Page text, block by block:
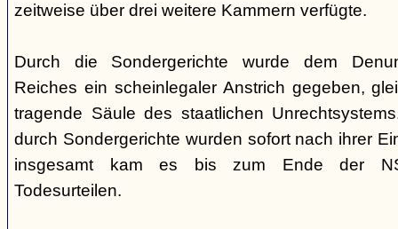
zeitweise über drei weitere Kammern verfügte.
Durch die Sondergerichte wurde dem
Reiches ein scheinlegaler Anstrich gegeben,
tragende Säule des staatlichen
durch Sondergerichte wurden sofort nach ihrer
insgesamt kam es bis zum Ende der
Todesurteilen.